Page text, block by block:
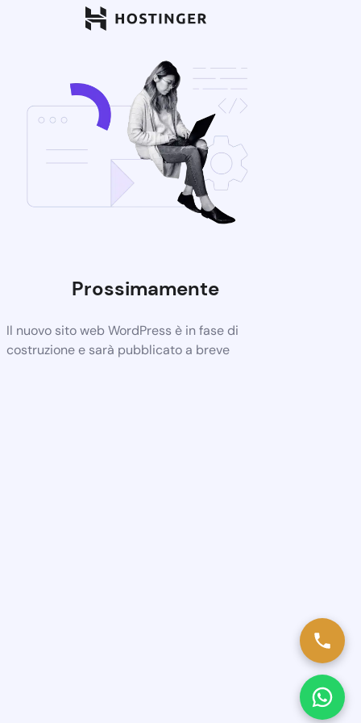
Prossimamente
Il nuovo sito web WordPress è in fase di
costruzione e sarà pubblicato a breve